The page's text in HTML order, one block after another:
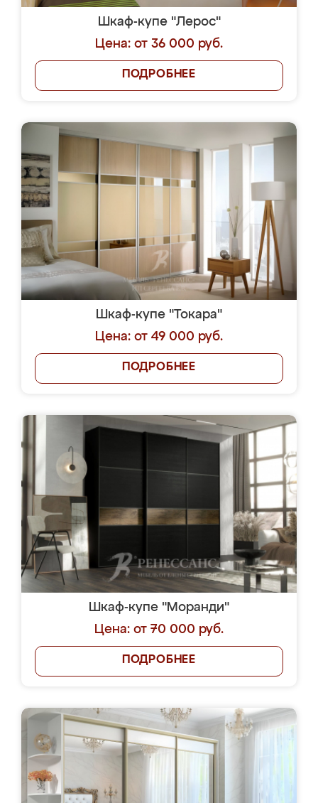
Шкаф-купе "Лерос"
Цена: от 36 000 руб.
ПОДРОБНЕЕ
Шкаф-купе "Токара"
Цена: от 49 000 руб.
ПОДРОБНЕЕ
Шкаф-купе "Моранди"
Цена: от 70 000 руб.
ПОДРОБНЕЕ